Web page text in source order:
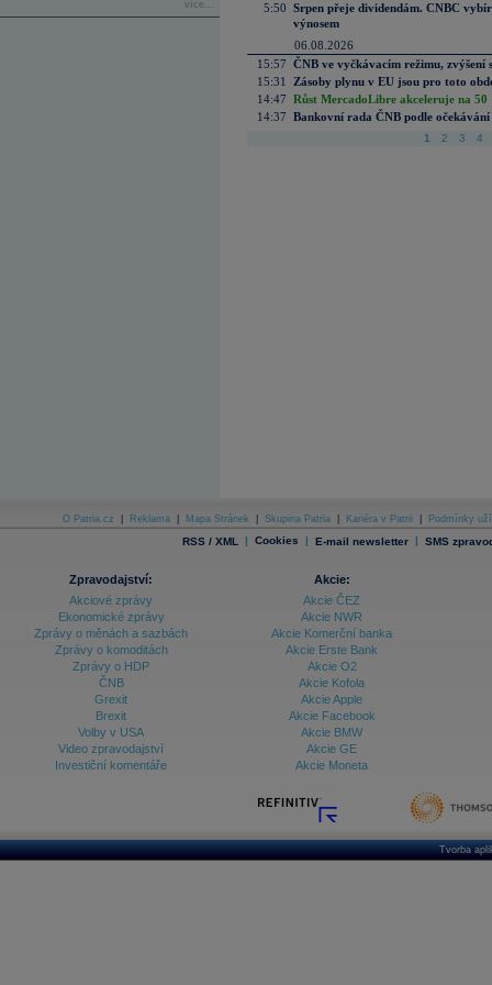
více...
5:50 Srpen přeje dividendám. CNBC
výnosem
06.08.2026
15:57 ČNB ve vyčkávacím režimu, zvýšení
15:31
Zásoby plynu v EU jsou pro toto
14:47 Růst MercadoLibre akceleruje na
14:37 Bankovní rada ČNB podle
1 2 3 4
O Patria.cz Reklama Mapa Stránek Skupina Patria Kariéra v Patrii Podmínky
RSS / XML | Cookies | E-mail newsletter | SMS
Zpravodajství:
Akciové zprávy
Ekonomické zprávy
Zprávy o měnách a sazbách
Zprávy o komoditách
Zprávy o HDP
ČNB
Grexit
Brexit
Volby v USA
Video zpravodajství
Investiční komentáře
Akcie:
Akcie ČEZ
Akcie NWR
Akcie Komerční banka
Akcie Erste Bank
Akcie O2
Akcie Kofola
Akcie Apple
Akcie Facebook
Akcie BMW
Akcie GE
Akcie Moneta
Tvorba